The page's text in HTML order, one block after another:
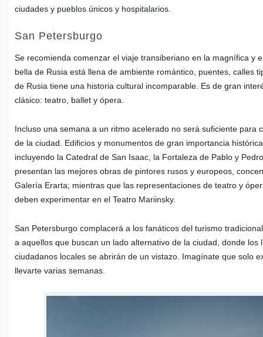
ciudades y pueblos únicos y hospitalarios.
San Petersburgo
Se recomienda comenzar el viaje transiberiano en la magnífica y
bella de Rusia está llena de ambiente romántico, puentes, calles
de Rusia tiene una historia cultural incomparable. Es de gran
clásico: teatro, ballet y ópera.
Incluso una semana a un ritmo acelerado no será suficiente para
de la ciudad. Edificios y monumentos de gran importancia
incluyendo la Catedral de San Isaac, la Fortaleza de Pablo y
presentan las mejores obras de pintores rusos y europeos,
Galería Erarta; mientras que las representaciones de teatro y
deben experimentar en el Teatro Mariinsky.
San Petersburgo complacerá a los fanáticos del turismo
a aquellos que buscan un lado alternativo de la ciudad, donde
ciudadanos locales se abrirán de un vistazo. Imagínate que solo
llevarte varias semanas.